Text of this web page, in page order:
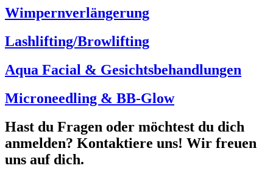
Wimpernverlängerung
Lashlifting/Browlifting
Aqua Facial & Gesichtsbehandlungen
Microneedling & BB-Glow
Hast du Fragen oder möchtest du dich
anmelden? Kontaktiere uns! Wir freuen
uns auf dich.